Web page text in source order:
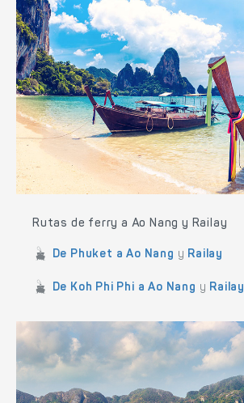
Rutas de ferry a Ao Nang y Railay
De Phuket a Ao Nang y Railay
De Koh Phi Phi a Ao Nang y Railay